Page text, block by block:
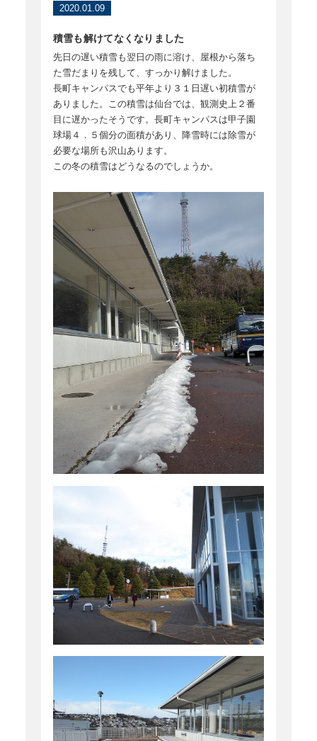
2020.01.09
積雪も解けてなくなりました
先日の遅い積雪も翌日の雨に溶け、屋根から落ち
た雪だまりを残して、すっかり解けました。
長町キャンパスでも平年より３１日遅い初積雪が
ありました。この積雪は仙台では、観測史上２番
目に遅かったそうです。長町キャンパスは甲子園
球場４．５個分の面積があり、降雪時には除雪が
必要な場所も沢山あります。
この冬の積雪はどうなるのでしょうか。